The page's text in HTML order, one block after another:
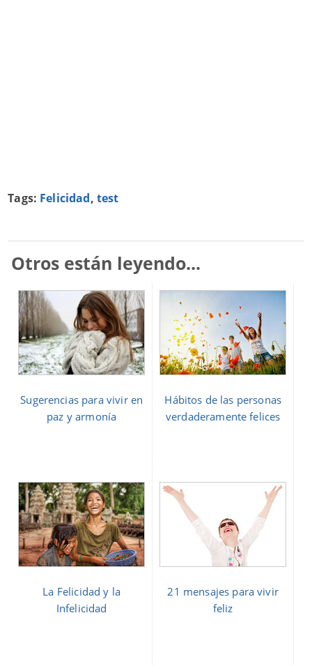
Tags: Felicidad, test
Otros están leyendo...
Sugerencias para vivir en
paz y armonía
Hábitos de las personas
verdaderamente felices
La Felicidad y la
Infelicidad
21 mensajes para vivir
feliz